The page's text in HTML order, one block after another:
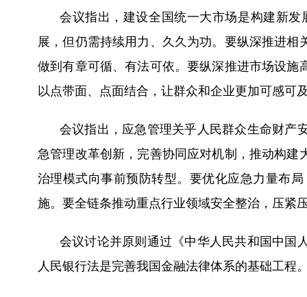
会议指出，建设全国统一大市场是构建新
展，但仍需持续用力、久久为功。要纵深推进
做到有章可循、有法可依。要纵深推进市场设
以点带面、点面结合，让群众和企业更加可感可
会议指出，应急管理关乎人民群众生命财产
急管理改革创新，完善协同应对机制，推动构
治理模式向事前预防转型。要优化应急力量布
施。要全链条推动重点行业领域安全整治，压紧
会议讨论并原则通过《中华人民共和国中国
人民银行法是完善我国金融法律体系的基础工程